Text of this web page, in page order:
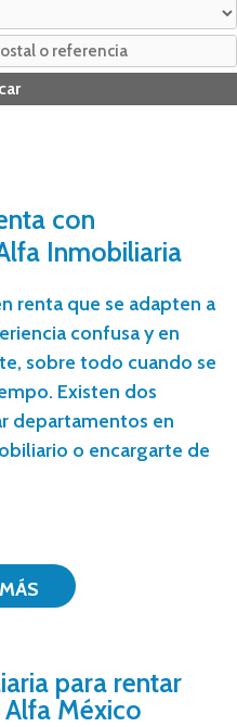
con
Inmobiliaria
renta que se adapten a
confusa y en
sobre todo cuando se
Existen dos
departamentos en
o encargarte de
para rentar
México